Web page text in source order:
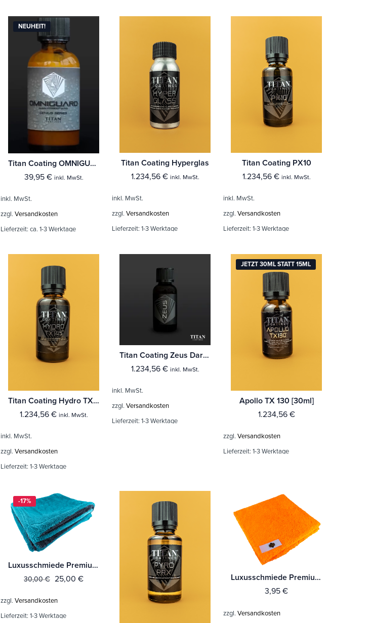
NEUHEIT!
Titan Coating OMNIGUARD™ Quickdetailer
39,95 € inkl. MwSt.
inkl. MwSt.
zzgl. Versandkosten
Lieferzeit: ca. 1-3 Werktage
Titan Coating Hyperglas
1.234,56 € inkl. MwSt.
inkl. MwSt.
zzgl. Versandkosten
Lieferzeit: 1-3 Werktage
Titan Coating PX10
1.234,56 € inkl. MwSt.
inkl. MwSt.
zzgl. Versandkosten
Lieferzeit: 1-3 Werktage
Titan Coating Hydro TX 145
1.234,56 € inkl. MwSt.
inkl. MwSt.
zzgl. Versandkosten
Lieferzeit: 1-3 Werktage
Titan Coating Zeus Dark Matter
1.234,56 € inkl. MwSt.
inkl. MwSt.
zzgl. Versandkosten
Lieferzeit: 1-3 Werktage
JETZT 30ML STATT 15ML
Apollo TX 130 [30ml]
1.234,56 €
zzgl. Versandkosten
Lieferzeit: 1-3 Werktage
-17%
Luxusschmiede Premium Trockentuch
30,00€ 25,00 €
zzgl. Versandkosten
Lieferzeit: 1-3 Werktage
Luxusschmiede Premium Edgeless Lang-/Kurzflor-Mikrofasertuch
3,95 €
zzgl. Versandkosten